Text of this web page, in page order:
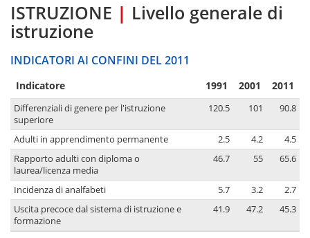
ISTRUZIONE | Livello generale di
istruzione
INDICATORI AI CONFINI DEL 2011
Indicatore 1991 2001 2011
Differenziali di genere per l'istruzione
superiore
120.5 101 90.8
Adulti in apprendimento permanente 2.5 4.2
4.5
Rapporto adulti con diploma o
laurea/licenza media
46.7 55 65.6
Incidenza di analfabeti 5.7 3.2
2.7
Uscita precoce dal sistema di istruzione e
formazione
41.9 47.2 45.3